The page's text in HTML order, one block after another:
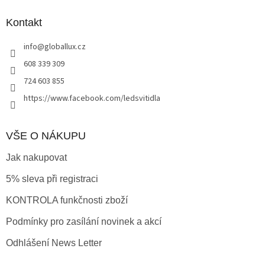
Kontakt
info@globallux.cz
608 339 309
724 603 855
https://www.facebook.com/ledsvitidla
VŠE O NÁKUPU
Jak nakupovat
5% sleva při registraci
KONTROLA funkčnosti zboží
Podmínky pro zasílání novinek a akcí
Odhlášení News Letter